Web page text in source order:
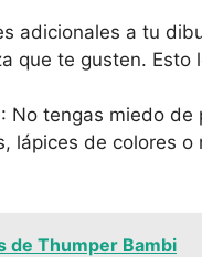
adicionales a tu
que te gusten. Esto
: No tengas miedo de
lápices de colores o
de Thumper Bambi